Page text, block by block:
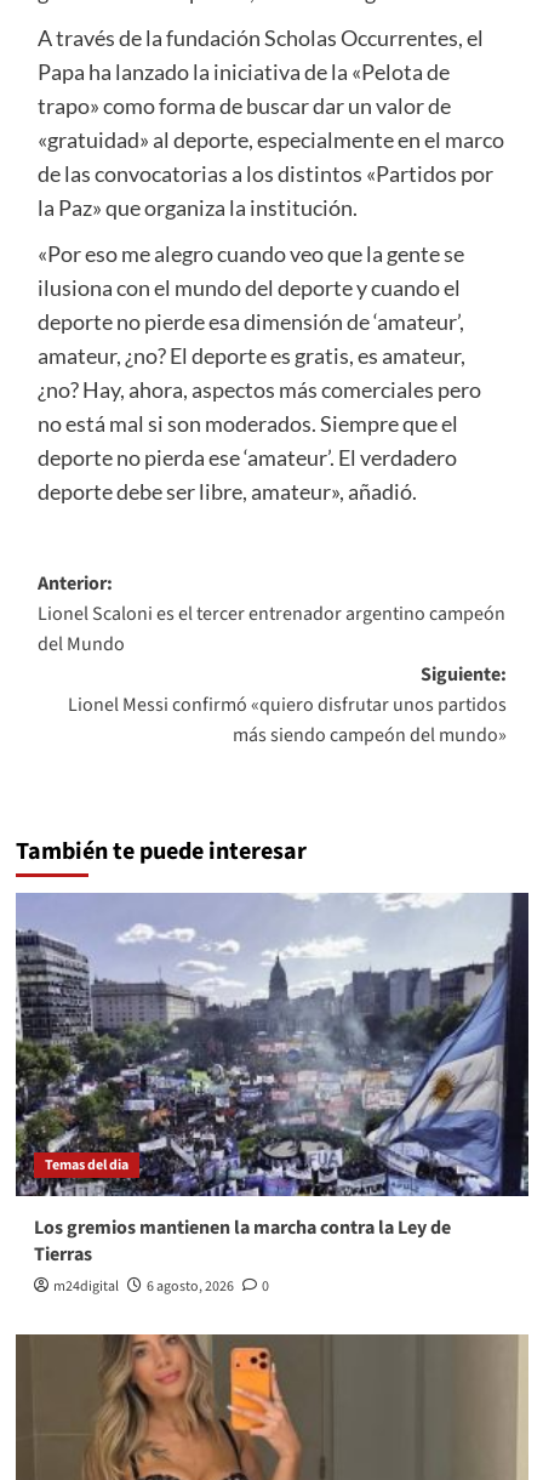
A través de la fundación Scholas Occurrentes, el
Papa ha lanzado la iniciativa de la «Pelota de
trapo» como forma de buscar dar un valor de
«gratuidad» al deporte, especialmente en el marco
de las convocatorias a los distintos «Partidos por
la Paz» que organiza la institución.
«Por eso me alegro cuando veo que la gente se
ilusiona con el mundo del deporte y cuando el
deporte no pierde esa dimensión de ‘amateur’,
amateur, ¿no? El deporte es gratis, es amateur,
¿no? Hay, ahora, aspectos más comerciales pero
no está mal si son moderados. Siempre que el
deporte no pierda ese ‘amateur’. El verdadero
deporte debe ser libre, amateur», añadió.
Navegación
de
entradas
Anterior:
Lionel Scaloni es el tercer entrenador argentino campeón
del Mundo
Siguiente:
Lionel Messi confirmó «quiero disfrutar unos partidos
más siendo campeón del mundo»
También te puede interesar
Temas del dia
Los gremios mantienen la marcha contra la Ley de
Tierras
m24digital 6 agosto, 2026 0